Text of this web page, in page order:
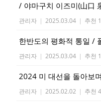
/ 야마구치 이즈미(山口
관리자 | 2025.03.04 | 추천 1
한반도의 평화적 통일 /
관리자 | 2025.03.04 | 추천 1
2024 미 대선을 돌아보
관리자 | 2025.02.02 | 추천 4